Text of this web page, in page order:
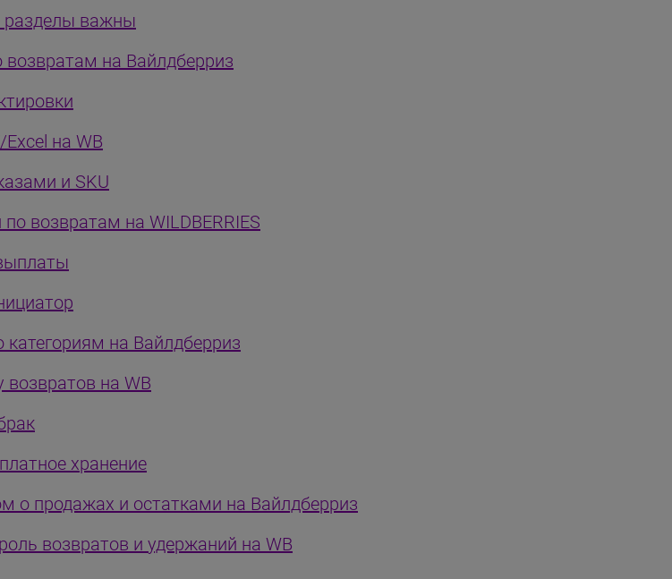
разделы важны
возвратам на Вайлдберриз
на WB
и SKU
возвратам на WILDBERRIES
на Вайлдберриз
возвратов на WB
хранение
о продажах и остатками на Вайлдберриз
возвратов и удержаний на WB